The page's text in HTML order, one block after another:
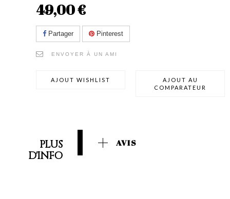
49,00 €
Partager Pinterest
ENVOYER À UN AMI
AJOUT WISHLIST
AJOUT AU
COMPARATEUR
PLUS
D'INFO
AVIS